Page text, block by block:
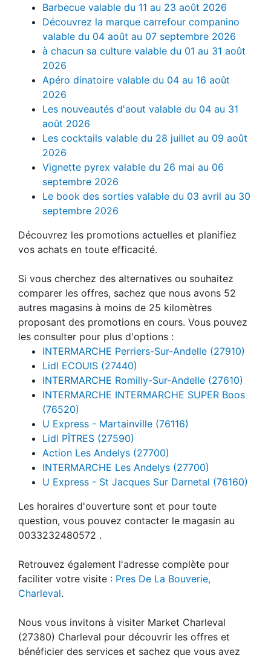
Barbecue valable du 11 au 23 août 2026
Découvrez la marque carrefour companino
valable du 04 août au 07 septembre 2026
à chacun sa culture valable du 01 au 31 août
2026
Apéro dinatoire valable du 04 au 16 août
2026
Les nouveautés d'aout valable du 04 au 31
août 2026
Les cocktails valable du 28 juillet au 09 août
2026
Vignette pyrex valable du 26 mai au 06
septembre 2026
Le book des sorties valable du 03 avril au 30
septembre 2026
Découvrez les promotions actuelles et planifiez
vos achats en toute efficacité.
Si vous cherchez des alternatives ou souhaitez
comparer les offres, sachez que nous avons 52
autres magasins à moins de 25 kilomètres
proposant des promotions en cours. Vous pouvez
les consulter pour plus d'options :
INTERMARCHE Perriers-Sur-Andelle (27910)
Lidl ECOUIS (27440)
INTERMARCHE Romilly-Sur-Andelle (27610)
INTERMARCHE INTERMARCHE SUPER Boos
(76520)
U Express - Martainville (76116)
Lidl PÎTRES (27590)
Action Les Andelys (27700)
INTERMARCHE Les Andelys (27700)
U Express - St Jacques Sur Darnetal (76160)
Les horaires d'ouverture sont et pour toute
question, vous pouvez contacter le magasin au
0033232480572 .
Retrouvez également l'adresse complète pour
faciliter votre visite : Pres De La Bouverie,
Charleval.
Nous vous invitons à visiter Market Charleval
(27380) Charleval pour découvrir les offres et
bénéficier des services et sachez que vous avez